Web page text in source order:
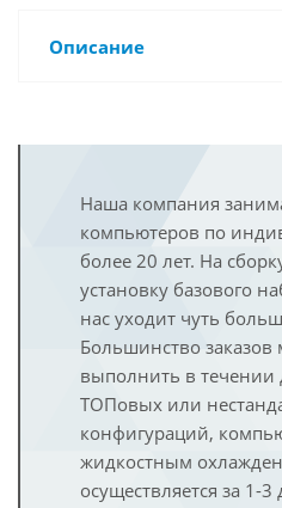
Описание
Наша компания
компьютеров по
более 20 лет. На
установку базового
нас уходит чуть
Большинство заказов
выполнить в течении
ТОПовых или
конфигураций,
жидкостным
осуществляется за 1-